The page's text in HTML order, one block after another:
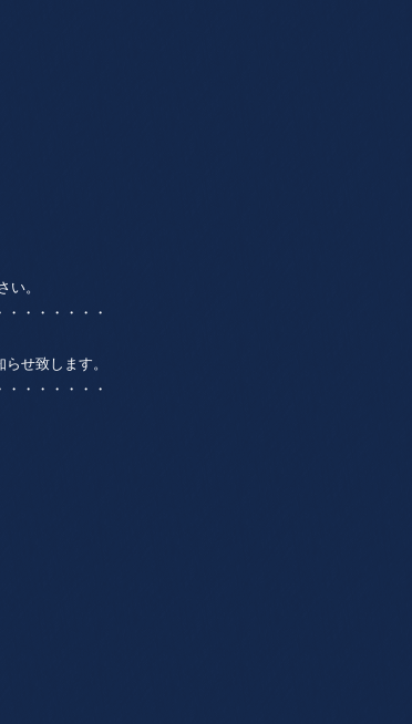
い。
・・・・・・
せ致します。
・・・・・・